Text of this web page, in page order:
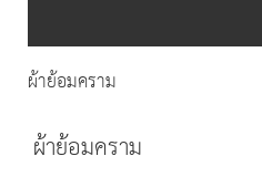
ผ้าย้อมคราม
ผ้าย้อมคราม